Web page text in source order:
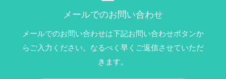
メールでのお問い合わせ
メールでのお問い合わせは下記お問い合わせボタンか
らご入力ください。なるべく早くご返信させていただ
きます。